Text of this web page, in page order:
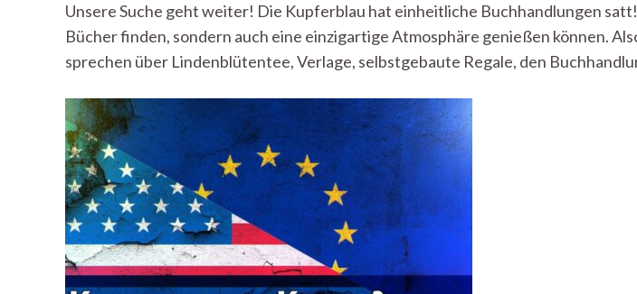
Ritter
für
kleine
Verlage
Unsere Suche geht weiter! Die Kupferblau hat einheitliche Buchhandlungen
Bücher finden, sondern auch eine einzigartige Atmosphäre genießen können.
sprechen über Lindenblütentee, Verlage, selbstgebaute Regale, den